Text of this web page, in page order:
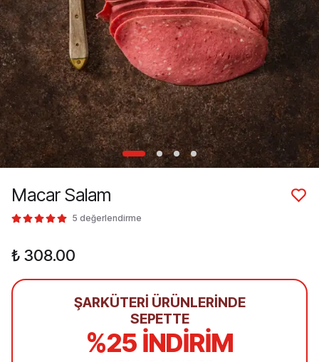
Macar Salam
5 değerlendirme
₺ 308.00
ŞARKÜTERİ ÜRÜNLERİNDE
SEPETTE
%25 İNDİRİM